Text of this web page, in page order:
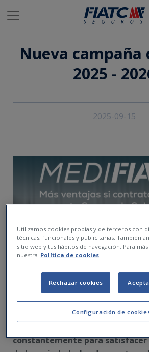
Saltar al contenido principal
Nueva campaña
2025 -
2025-09-15
constantemente para satisfacer
Utilizamos cookies propias y de terceros con
técnicas, funcionales y publicitarias. También
sitio web y tus hábitos de navegación. Para
nuestra Política de cookies
Configuración de
Rechazar cookies